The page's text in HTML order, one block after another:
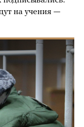
на учения —